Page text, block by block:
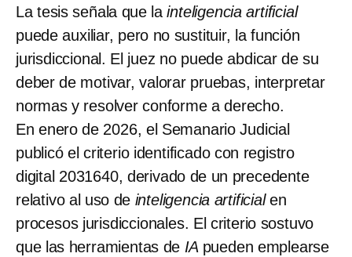
La tesis señala que lainteligencia artificial
puede auxiliar, pero no sustituir, la función
jurisdiccional. El juez no puede abdicar de su
deber de motivar, valorar pruebas, interpretar
normas y resolver conforme a derecho.
En enero de 2026, el Semanario Judicial
publicó el criterio identificado con registro
digital 2031640, derivado de un precedente
relativo al uso de inteligencia artificialen
procesos jurisdiccionales. El criterio sostuvo
que las herramientas de IA pueden emplearse